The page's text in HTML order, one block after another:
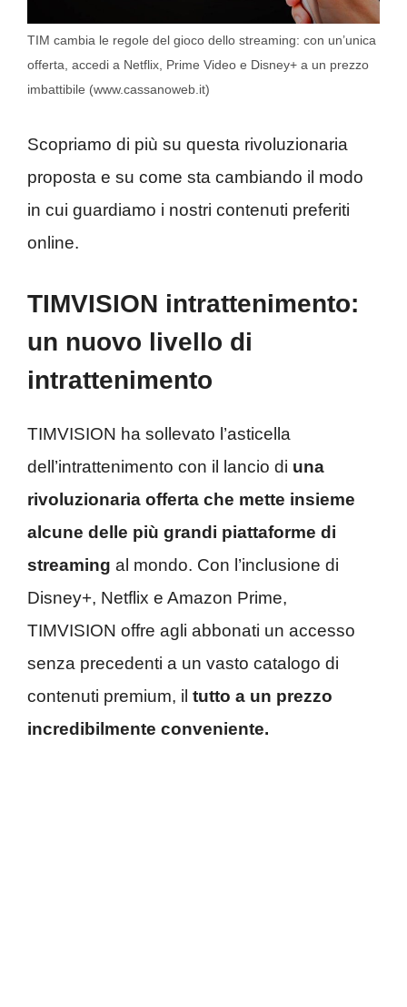
TIM cambia le regole del gioco dello streaming: con un’unica
offerta, accedi a Netflix, Prime Video e Disney+ a un prezzo
imbattibile (www.cassanoweb.it)
Scopriamo di più su questa rivoluzionaria
proposta e su come sta cambiando il modo
in cui guardiamo i nostri contenuti preferiti
online.
TIMVISION intrattenimento:
un nuovo livello di
intrattenimento
TIMVISION ha sollevato l’asticella
dell’intrattenimento con il lancio di una
rivoluzionaria offerta che mette insieme
alcune delle più grandi piattaforme di
streaming al mondo. Con l’inclusione di
Disney+, Netflix e Amazon Prime,
TIMVISION offre agli abbonati un accesso
senza precedenti a un vasto catalogo di
contenuti premium, il tutto a un prezzo
incredibilmente conveniente.